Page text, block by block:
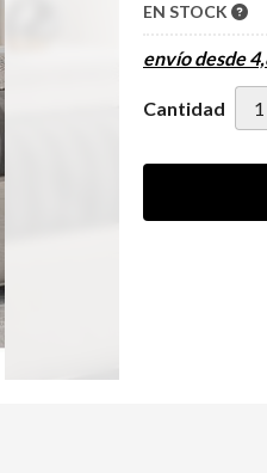
EN STOCK
envío desde
Cantidad